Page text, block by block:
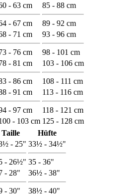
- 63 cm
- 67 cm
85 - 88 cm
89 - 92 cm
- 71 cm
- 76 cm
93 - 96 cm
98 - 101 cm
- 81 cm
- 86 cm
103 - 106 cm
108 - 111 cm
- 91 cm
- 97 cm
113 - 116 cm
118 - 121 cm
- 103 cm 125 - 128 cm
Taille Hüfte
- 25"
- 26½"
33½ - 34½"
35 - 36"
- 28"
- 30"
36½ - 38"
38½ - 40"